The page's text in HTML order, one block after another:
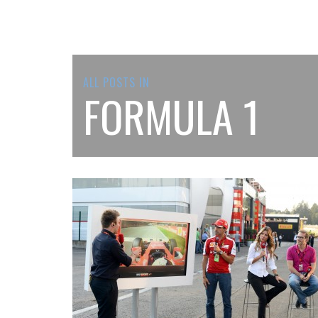
ALL POSTS IN
FORMULA 1